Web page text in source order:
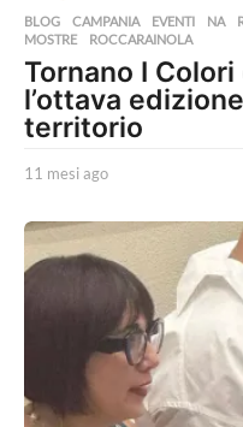
BLOG ,CAMPANIA ,EVENTI ,NA ,
MOSTRE
,ROCCARAINOLA
Tornano I
l’ottava
territorio
11 mesi ago
m
s
g
o